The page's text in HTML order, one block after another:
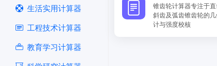
生活实用计算器
工程技术计算器
教育学习计算器
锥齿轮计算器专注于直
斜齿及弧齿锥齿轮的
计与强度校核